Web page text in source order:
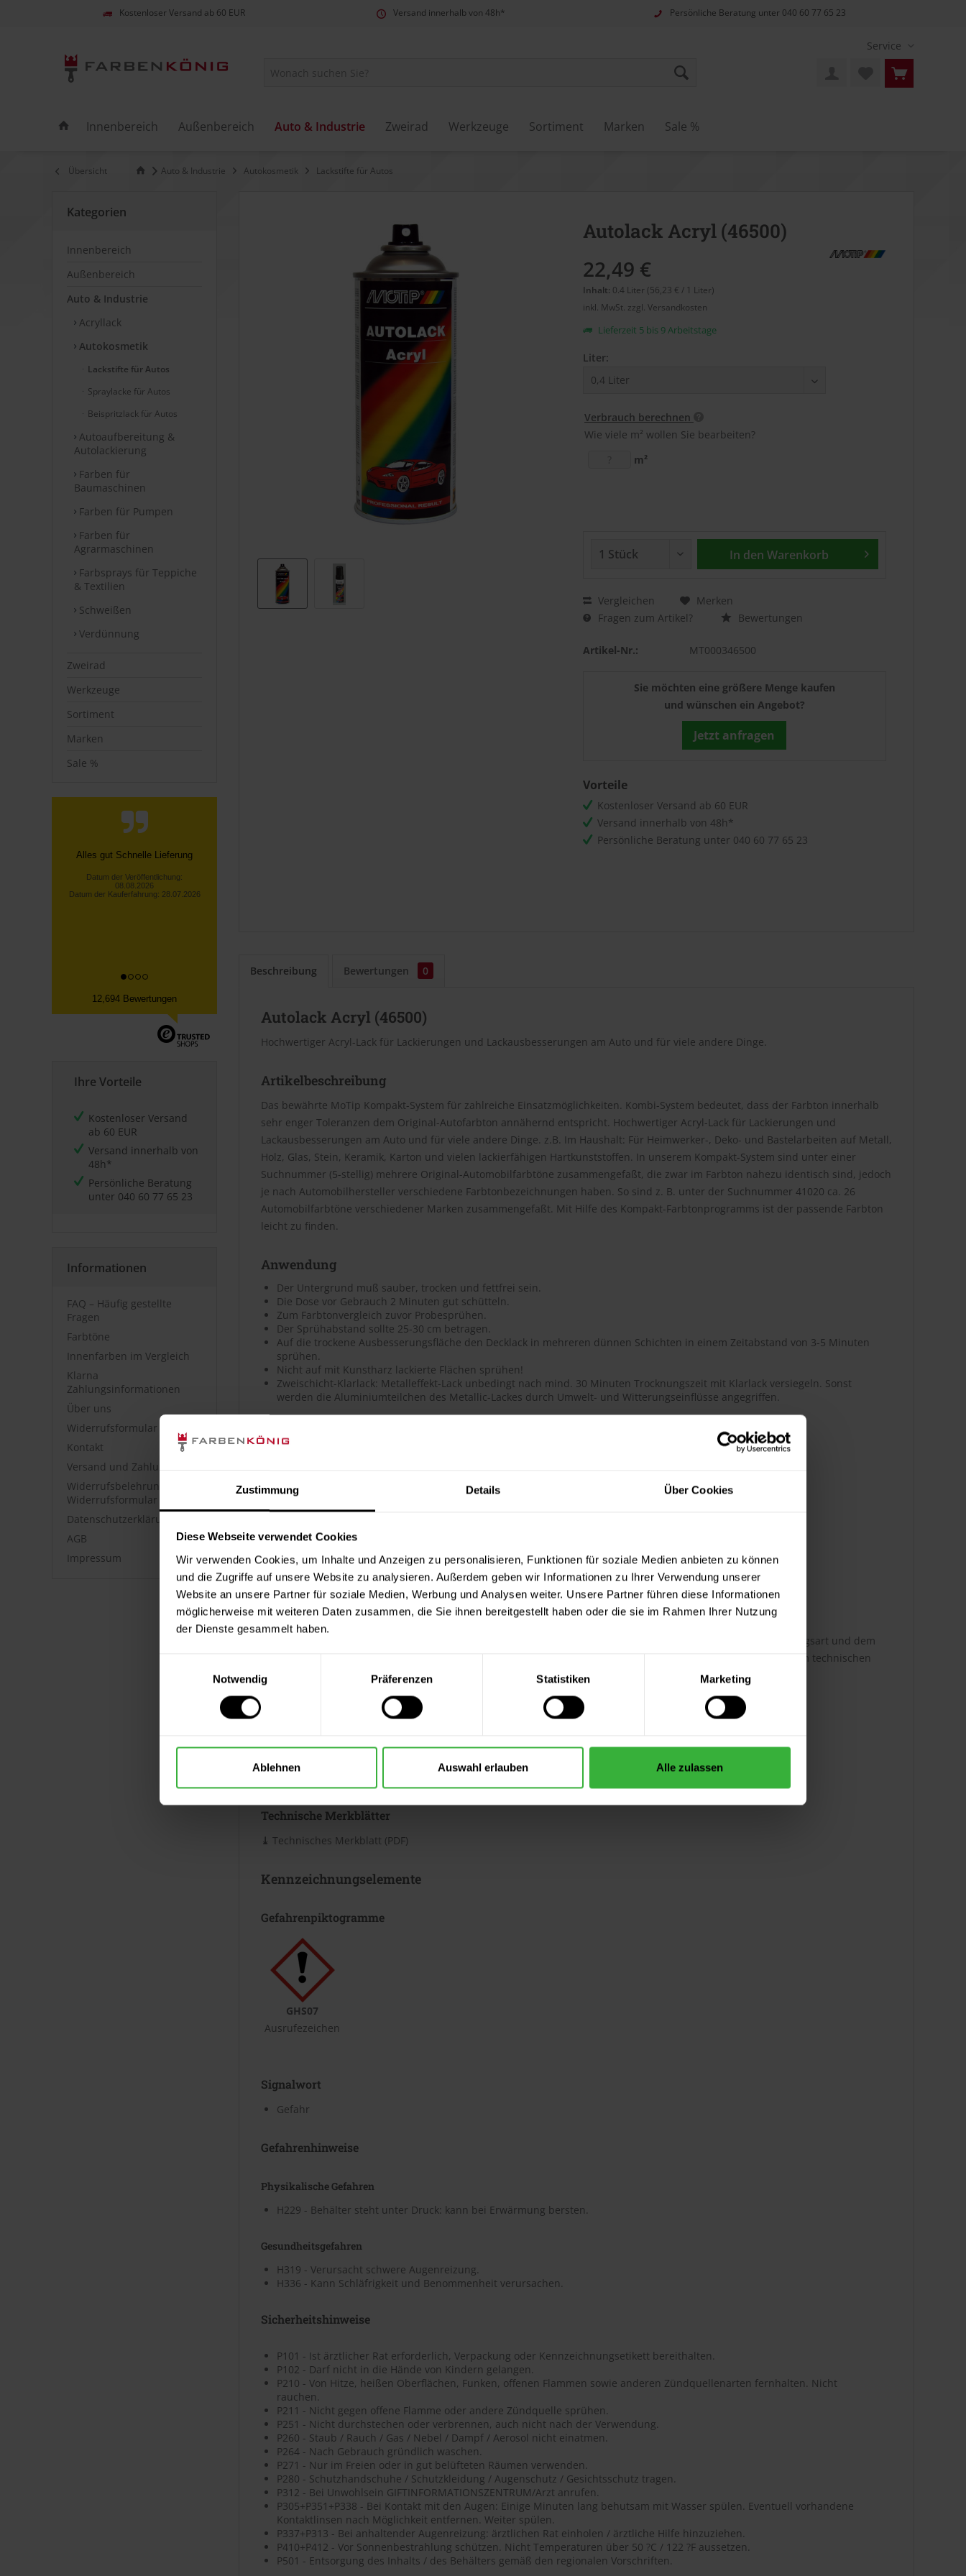
Zustimmung Details Über Cookies
Diese Webseite verwendet Cookies
Wir verwenden Cookies, um Inhalte und Anzeigen zu personalisieren, Funktionen für soziale Medien anbieten zu können
und die Zugriffe auf unsere Website zu analysieren. Außerdem geben wir Informationen zu Ihrer Verwendung unserer
Website an unsere Partner für soziale Medien, Werbung und Analysen weiter. Unsere Partner führen diese Informationen
möglicherweise mit weiteren Daten zusammen, die Sie ihnen bereitgestellt haben oder die sie im Rahmen Ihrer Nutzung
der Dienste gesammelt haben.
Notwendig
Präferenzen Statistiken Marketing
Ablehnen Auswahl erlauben Alle zulassen
Kostenloser Versand ab 60 EUR Versand innerhalb von 48h* Persönliche Beratung unter 040 60 77 65 23
Service
Innenbereich Außenbereich Auto & Industrie Zweirad Werkzeuge Sortiment Marken Sale %
Übersicht Auto & Industrie Autokosmetik Lackstifte für Autos
Kategorien
Innenbereich
Außenbereich
Auto & Industrie
Acryllack
Autokosmetik
Lackstifte für Autos
Spraylacke für Autos
Beispritzlack für Autos
Autoaufbereitung &
Autolackierung
Farben für
Baumaschinen
Farben für Pumpen
Farben für
Agrarmaschinen
Farbsprays für Teppiche
& Textilien
Schweißen
Verdünnung
Zweirad
Werkzeuge
Sortiment
Marken
Sale %
Telefonische Info, dass nicht die
war! Unverzügliche
Rückerstattu...
12,694 Bewertungen
Ihre Vorteile
Kostenloser Versand
ab 60 EUR
Versand innerhalb von
48h*
Persönliche Beratung
unter 040 60 77 65 23
Informationen
FAQ – Häufig gestellte
Fragen
Farbtöne
Innenfarben im Vergleich
Klarna
Zahlungsinformationen
Über uns
Widerrufsformular
Kontakt
Versand und Zahlung
Widerrufsbelehrung &
Widerrufsformular
Datenschutzerklärung
AGB
Impressum
Autolack Acryl (46500)
22,49 €
Inhalt: 0.4 Liter (56,23 € / 1 Liter)
inkl. MwSt. zzgl. Versandkosten
Lieferzeit 5 bis 9 Arbeitstage
Liter:
Verbrauch berechnen
Wie viele m² wollen Sie bearbeiten?
m²
In den Warenkorb
Vergleichen
Merken
Fragen zum Artikel?
Bewertungen
Artikel-Nr.: MT000346500
Sie möchten eine größere Menge kaufen
und wünschen ein Angebot?
Jetzt anfragen
Vorteile
Kostenloser Versand ab 60 EUR
Versand innerhalb von 48h*
Persönliche Beratung unter 040 60 77 65 23
Beschreibung Bewertungen 0
Autolack Acryl (46500)
Hochwertiger Acryl-Lack für Lackierungen und Lackausbesserungen am Auto und für viele andere Dinge.
Artikelbeschreibung
Das bewährte MoTip Kompakt-System für zahlreiche Einsatzmöglichkeiten. Kombi-System bedeutet, dass der Farbton innerhalb
sehr enger Toleranzen dem Original-Autofarbton annähernd entspricht. Hochwertiger Acryl-Lack für Lackierungen und
Lackausbesserungen am Auto und für viele andere Dinge. z.B. Im Haushalt: Für Heimwerker-, Deko- und Bastelarbeiten auf Metall,
Holz, Glas, Stein, Keramik, Karton und vielen lackierfähigen Hartkunststoffen. In unserem Kompakt-System sind unter einer
Suchnummer (5-stellig) mehrere Original-Automobilfarbtöne zusammengefaßt, die zwar im Farbton nahezu identisch sind, jedoch
je nach Automobilhersteller verschiedene Farbtonbezeichnungen haben. So sind z. B. unter der Suchnummer 41020 ca. 26
Automobilfarbtöne verschiedener Marken zusammengefaßt. Mit Hilfe des Kompakt-Farbtonprogramms ist der passende Farbton
leicht zu finden.
Anwendung
Der Untergrund muß sauber, trocken und fettfrei sein.
Die Dose vor Gebrauch 2 Minuten gut schütteln.
Zum Farbtonvergleich zuvor Probesprühen.
Der Sprühabstand sollte 25-30 cm betragen.
Auf die trockene Ausbesserungsfläche den Decklack in mehreren dünnen Schichten in einem Zeitabstand von 3-5 Minuten
sprühen.
Nicht auf mit Kunstharz lackierte Flächen sprühen!
Zweischicht-Klarlack: Metalleffekt-Lack unbedingt nach mind. 30 Minuten Trocknungszeit mit Klarlack versiegeln. Sonst
werden die Aluminiumteilchen des Metallic-Lackes durch Umwelt- und Witterungseinflüsse angegriffen.
Artikeldetails
Sehr gute Deckkraft, ausgezeichnete Haftung, schnelltrocknend, dauerhafter Glanz
Hohe Oberflächenhärte bei gleichzeitig guter Elastizität
Guter Verlauf, glatte Oberfläche
Polierfähig, schmutzunempfindliche Oberfläche
Wetterfest, lichtecht, UV-beständig (vergilbungsfrei)
Kratz-, stoß- und schlagfest
Uni- sowie Metallic-Lacke werden durch den Überzug mit 2-Schicht-Klarlack bedingt benzinbeständig
Verbrauch
Die Reichweite beträgt laut Hersteller ca. 3,13 bis 4,37 m²/Liter. Der Verbrauch ist dabei abhängig von der Auftragsart und dem
Untergrund. Bei diesen Verbrauchszahlen handelt es sich um Richtwerte. Weitere Infos entnehmen Sie bitte dem technischen
Merkblatt.
Datenblätter & Dokumente
Sicherheitsdatenblätter
Technische Merkblätter
⤓ Technisches Merkblatt (PDF)
Kennzeichnungselemente
Gefahrenpiktogramme
GHS07
Ausrufezeichen
Signalwort
Gefahr
Gefahrenhinweise
Physikalische Gefahren
H229 - Behälter steht unter Druck: kann bei Erwärmung bersten.
Gesundheitsgefahren
H319 - Verursacht schwere Augenreizung.
H336 - Kann Schläfrigkeit und Benommenheit verursachen.
Sicherheitshinweise
P101 - Ist ärztlicher Rat erforderlich, Verpackung oder Kennzeichnungsetikett bereithalten.
P102 - Darf nicht in die Hände von Kindern gelangen.
P210 - Von Hitze, heißen Oberflächen, Funken, offenen Flammen sowie anderen Zündquellenarten fernhalten. Nicht
rauchen.
P211 - Nicht gegen offene Flamme oder andere Zündquelle sprühen.
P251 - Nicht durchstechen oder verbrennen, auch nicht nach der Verwendung.
P260 - Staub / Rauch / Gas / Nebel / Dampf / Aerosol nicht einatmen.
P264 - Nach Gebrauch gründlich waschen.
P271 - Nur im Freien oder in gut belüfteten Räumen verwenden.
P280 - Schutzhandschuhe / Schutzkleidung / Augenschutz / Gesichtsschutz tragen.
P312 - Bei Unwohlsein GIFTINFORMATIONSZENTRUM/Arzt anrufen.
P305+P351+P338 - Bei Kontakt mit den Augen: Einige Minuten lang behutsam mit Wasser spülen. Eventuell vorhandene
Kontaktlinsen nach Möglichkeit entfernen. Weiter spülen.
P337+P313 - Bei anhaltender Augenreizung: ärztlichen Rat einholen / ärztliche Hilfe hinzuziehen.
P410+P412 - Vor Sonnenbestrahlung schützen. Nicht Temperaturen über 50 ?C / 122 ?F aussetzen.
P501 - Entsorgung des Inhalts / des Behälters gemäß den regionalen Vorschriften.